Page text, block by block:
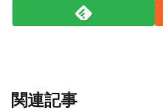
関連記事